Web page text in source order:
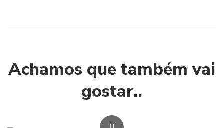
Achamos que também vai
gostar..